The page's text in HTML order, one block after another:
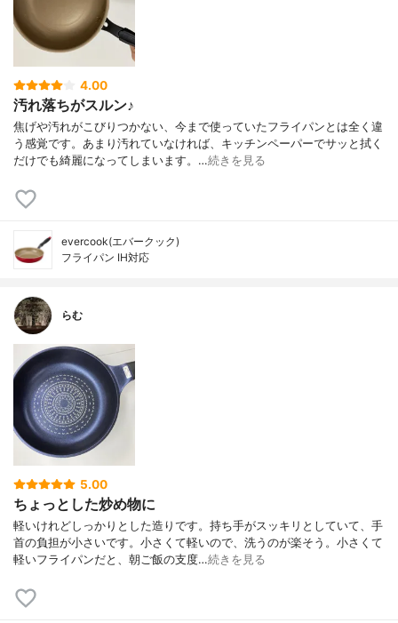
4.00
汚れ落ちがスルン♪
焦げや汚れがこびりつかない、今まで使っていたフライパンとは全く違
う感覚です。あまり汚れていなければ、キッチンペーパーでサッと拭く
だけでも綺麗になってしまいます。…続きを見る
evercook(エバークック)
フライパン IH対応
らむ
5.00
ちょっとした炒め物に
軽いけれどしっかりとした造りです。持ち手がスッキリとしていて、手
首の負担が小さいです。小さくて軽いので、洗うのが楽そう。小さくて
軽いフライパンだと、朝ご飯の支度…続きを見る